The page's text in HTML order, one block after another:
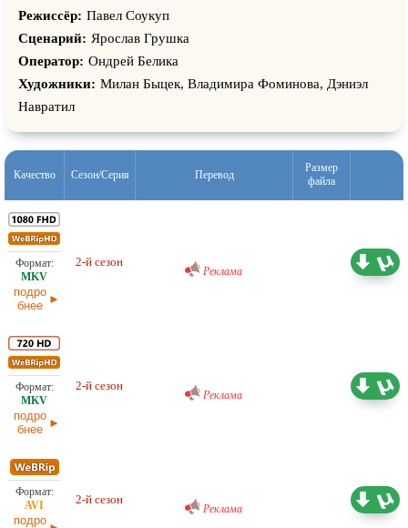
Режиссёр: Павел Соукуп
Сценарий: Ярослав Грушка
Оператор: Ондрей Белика
Художники: Милан Быцек, Владимира Фоминова, Дэниэл
Навратил
Качество Сезон/Серия Перевод
Размер
файла
подро
бнее
2-й сезон
Реклама
подро
бнее
2-й сезон
Реклама
подро
2-й сезон
Реклама